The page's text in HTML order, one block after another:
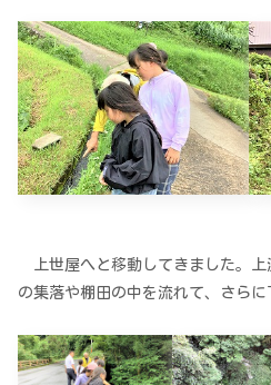
上世屋へと移動してきました。上
の集落や棚田の中を流れて、さらに